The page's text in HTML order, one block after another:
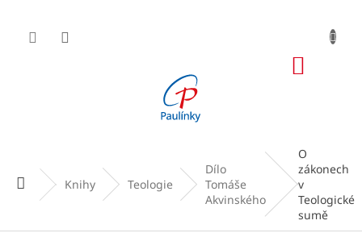
obsah
Domů Knihy Teologie
Dílo
Tomáše
Akvinského
O
zákonech
v
Teologické
sumě